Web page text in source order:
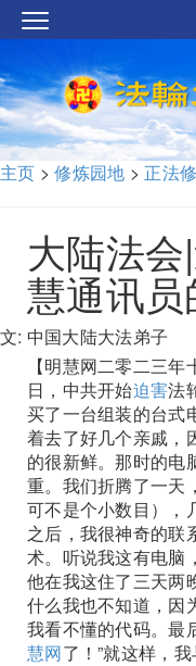
主页 >修炼园地 > 正法
大陆法
慧通讯
文: 中国大陆大法弟子
【明慧网二零二三
日，中共开始迫害法
买了一台组装的台式
着去了好几个亲戚，
的很新鲜。那时的电
重。我们折腾了一天
可不是个小数目），
之后，我很神奇的联
术。听说我这有电脑
他在我这住了三天两
什么我也不知道，因
我看不懂的代码。最
慧网了！”就这样，